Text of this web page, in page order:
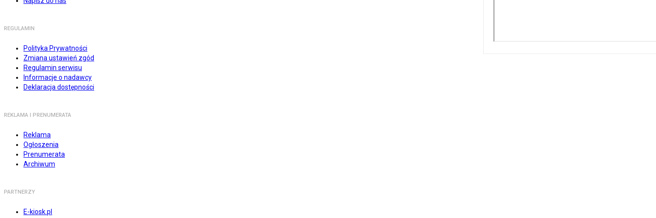
REGULAMIN
Polityka Prywatności
Zmiana ustawień zgód
Regulamin serwisu
Informacje o nadawcy
Deklaracja dostępności
REKLAMA I PRENUMERATA
Reklama
Ogłoszenia
Prenumerata
Archiwum
PARTNERZY
E-kiosk.pl